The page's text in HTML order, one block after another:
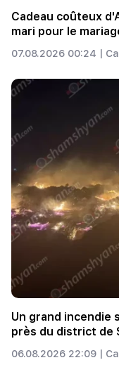
Cadeau coûteux
mari pour le
07.08.2026 00:24 |
Un grand incendie
près du district de
06.08.2026 22:09 |